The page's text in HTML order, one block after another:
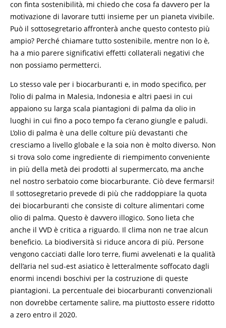
con finta sostenibilità, mi chiedo che cosa fa davvero per la
motivazione di lavorare tutti insieme per un pianeta vivibile.
Può il sottosegretario affronterà anche questo contesto più
ampio? Perché chiamare tutto sostenibile, mentre non lo è,
ha a mio parere significativi effetti collaterali negativi che
non possiamo permetterci.
Lo stesso vale per i biocarburanti e, in modo specifico, per
l’olio di palma in Malesia, Indonesia e altri paesi in cui
appaiono su larga scala piantagioni di palma da olio in
luoghi in cui fino a poco tempo fa c’erano giungle e paludi.
L’olio di palma è una delle colture più devastanti che
cresciamo a livello globale e la soia non è molto diverso. Non
si trova solo come ingrediente di riempimento conveniente
in più della metà dei prodotti al supermercato, ma anche
nel nostro serbatoio come biocarburante. Ciò deve fermarsi!
Il sottosegretario prevede di più che raddoppiare la quota
dei biocarburanti che consiste di colture alimentari come
olio di palma. Questo è davvero illogico. Sono lieta che
anche il VVD è critica a riguardo. Il clima non ne trae alcun
beneficio. La biodiversità si riduce ancora di più. Persone
vengono cacciati dalle loro terre, fiumi avvelenati e la qualità
dell’aria nel sud-est asiatico è letteralmente soffocato dagli
enormi incendi boschivi per la costruzione di queste
piantagioni. La percentuale dei biocarburanti convenzionali
non dovrebbe certamente salire, ma piuttosto essere ridotto
a zero entro il 2020.